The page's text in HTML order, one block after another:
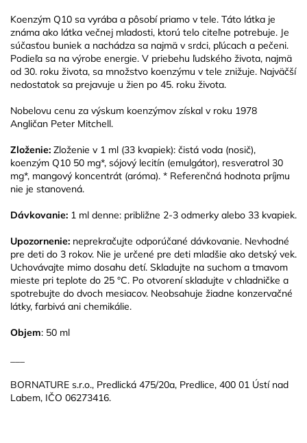
Koenzým Q10 sa vyrába a pôsobí priamo v tele. Táto látka je
známa ako látka večnej mladosti, ktorú telo citeľne potrebuje. Je
súčasťou buniek a nachádza sa najmä v srdci, pľúcach a pečeni.
Podieľa sa na výrobe energie. V priebehu ľudského života, najmä
od 30. roku života, sa množstvo koenzýmu v tele znižuje. Najväčší
nedostatok sa prejavuje u žien po 45. roku života.
Nobelovu cenu za výskum koenzýmov získal v roku 1978
Angličan Peter Mitchell.
Zloženie: Zloženie v 1 ml (33 kvapiek): čistá voda (nosič),
koenzým Q10 50 mg*, sójový lecitín (emulgátor), resveratrol 30
mg*, mangový koncentrát (aróma). * Referenčná hodnota príjmu
nie je stanovená.
Dávkovanie: 1 ml denne: približne 2-3 odmerky alebo 33 kvapiek.
Upozornenie: neprekračujte odporúčané dávkovanie. Nevhodné
pre deti do 3 rokov. Nie je určené pre deti mladšie ako detský vek.
Uchovávajte mimo dosahu detí. Skladujte na suchom a tmavom
mieste pri teplote do 25 °C. Po otvorení skladujte v chladničke a
spotrebujte do dvoch mesiacov. Neobsahuje žiadne konzervačné
látky, farbivá ani chemikálie.
Objem: 50 ml
BORNATURE s.r.o., Predlická 475/20a, Predlice, 400 01 Ústí nad
Labem, IČO 06273416.